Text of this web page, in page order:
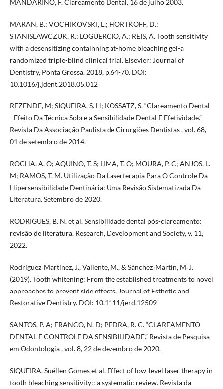
MANDARINO, F. Clareamento Dental. 16 de julho 2003.
MARAN, B.; VOCHIKOVSKI, L.; HORTKOFF, D.;
STANISLAWCZUK, R.; LOGUERCIO, A.; REIS, A. Tooth sensitivity
with a desensitizing containning at-home bleaching gel-a
randomized triple-blind clinical trial. Elsevier: Journal of
Dentistry, Ponta Grossa. 2018, p.64-70. DOI:
10.1016/j.jdent.2018.05.012
REZENDE, M; SIQUEIRA, S. H; KOSSATZ, S. “Clareamento Dental
- Efeito Da Técnica Sobre a Sensibilidade Dental E Efetividade.”
Revista Da Associação Paulista de Cirurgiões Dentistas , vol. 68,
01 de setembro de 2014.
ROCHA, A. O; AQUINO, T. S; LIMA, T. O; MOURA, P. C; ANJOS, L.
M; RAMOS, T. M. Utilização Da Laserterapia Para O Controle Da
Hipersensibilidade Dentinária: Uma Revisão Sistematizada Da
Literatura. Setembro de 2020.
RODRIGUES, B. N. et al. Sensibilidade dental pós-clareamento:
revisão de literatura. Research, Development and Society, v. 11,
2022.
Rodríguez‐Martínez, J., Valiente, M., & Sánchez‐Martín, M‐J.
(2019). Tooth whitening: From the established treatments to novel
approaches to prevent side effects. Journal of Esthetic and
Restorative Dentistry. DOI: 10.1111/jerd.12509
SANTOS, P. A; FRANCO, N. D; PEDRA, R. C. “CLAREAMENTO
DENTAL E CONTROLE DA SENSIBILIDADE.” Revista de Pesquisa
em Odontologia , vol. 8, 22 de dezembro de 2020.
SIQUEIRA, Suéllen Gomes et al. Effect of low-level laser therapy in
tooth bleaching sensitivity:: a systematic review. Revista da